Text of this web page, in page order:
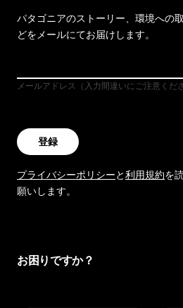
パタゴニアのストーリー、環境への
どをメールにてお届けします。
メールアドレス（入力間違いにご注意くださ
登録
プライバシーポリシーと利用規約を
願いします。
お困りですか？